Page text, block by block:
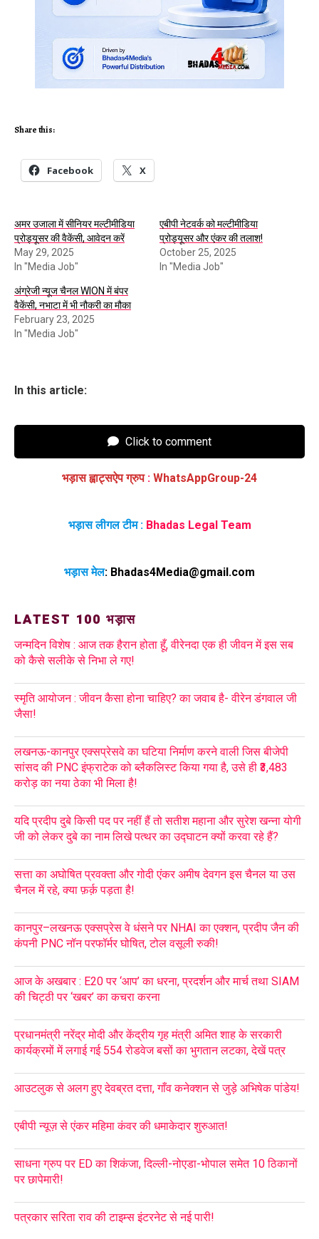
Share this:
Facebook X
अमर उजाला में सीनियर मल्टीमीडिया
प्रोड्यूसर की वैकेंसी, आवेदन करें
May 29, 2025
In "Media Job"
एबीपी नेटवर्क को मल्टीमीडिया
प्रोड्यूसर और एंकर की तलाश!
October 25, 2025
In "Media Job"
अंग्रेजी न्यूज चैनल WION में बंपर
वैकेंसी, नभाटा में भी नौकरी का मौका
February 23, 2025
In "Media Job"
In this article:
Click to comment
भड़ास ह्वाट्सऐप ग्रुप : WhatsAppGroup-24
भड़ास लीगल टीम : Bhadas Legal Team
भड़ास मेल: Bhadas4Media@gmail.com
LATEST 100 भड़ास
जन्मदिन विशेष : आज तक हैरान होता हूँ, वीरेनदा एक ही जीवन में इस सब
को कैसे सलीके से निभा ले गए!
स्मृति आयोजन : जीवन कैसा होना चाहिए? का जवाब है- वीरेन डंगवाल जी
जैसा!
लखनऊ-कानपुर एक्सप्रेसवे का घटिया निर्माण करने वाली जिस बीजेपी
सांसद की PNC इंफ्राटेक को ब्लैकलिस्ट किया गया है, उसे ही ₹3,483
करोड़ का नया ठेका भी मिला है!
यदि प्रदीप दुबे किसी पद पर नहीं हैं तो सतीश महाना और सुरेश खन्ना योगी
जी को लेकर दुबे का नाम लिखे पत्थर का उद्घाटन क्यों करवा रहे हैं?
सत्ता का अघोषित प्रवक्ता और गोदी एंकर अमीष देवगन इस चैनल या उस
चैनल में रहे, क्या फ़र्क़ पड़ता है!
कानपुर–लखनऊ एक्सप्रेस वे धंसने पर NHAI का एक्शन, प्रदीप जैन की
कंपनी PNC नॉन परफॉर्मर घोषित, टोल वसूली रुकी!
आज के अखबार : E20 पर ‘आप’ का धरना, प्रदर्शन और मार्च तथा SIAM
की चिट्ठी पर ‘खबर’ का कचरा करना
प्रधानमंत्री नरेंद्र मोदी और केंद्रीय गृह मंत्री अमित शाह के सरकारी
कार्यक्रमों में लगाई गई 554 रोडवेज बसों का भुगतान लटका, देखें पत्र
आउटलुक से अलग हुए देवब्रत दत्ता, गाँव कनेक्शन से जुड़े अभिषेक पांडेय!
एबीपी न्यूज़ से एंकर महिमा कंवर की धमाकेदार शुरुआत!
साधना ग्रुप पर ED का शिकंजा, दिल्ली-नोएडा-भोपाल समेत 10 ठिकानों
पर छापेमारी!
पत्रकार सरिता राव की टाइम्स इंटरनेट से नई पारी!